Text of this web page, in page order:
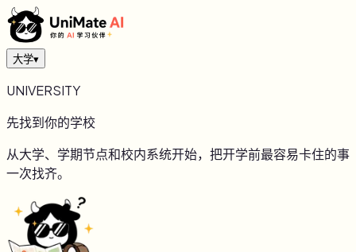
大学▾
UNIVERSITY
先找到你的学校
从大学、学期节点和校内系统开始，把开学前最容易卡住的事
一次找齐。